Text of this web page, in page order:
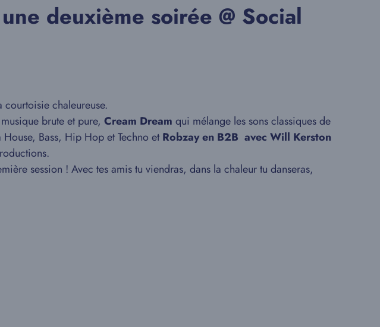
deuxième soirée @ Social
chaleureuse.
brute et pure, Cream Dream qui mélange les sons classiques de
Bass, Hip Hop et Techno etRobzay en B2B avec Will Kerston
session ! Avec tes amis tu viendras, dans la chaleur tu danseras,